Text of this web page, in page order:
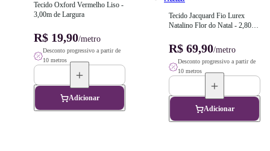
Tecido Oxford Vermelho Liso -
3,00m de Largura
R$ 19,90/metro
Desconto progressivo a partir de
10 metros
Adicionar
Tecido Jacquard Fio Lurex
Natalino Flor do Natal - 2,80m
R$ 69,90/metro
Desconto progressivo a partir de
10 metros
Adicionar